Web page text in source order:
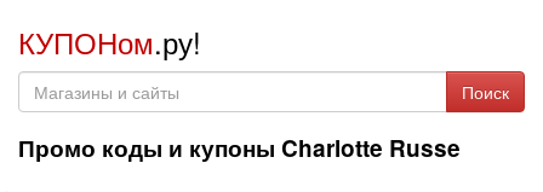
КУПОНом.ру!
Поиск
Промо коды и купоны Charlotte Russe